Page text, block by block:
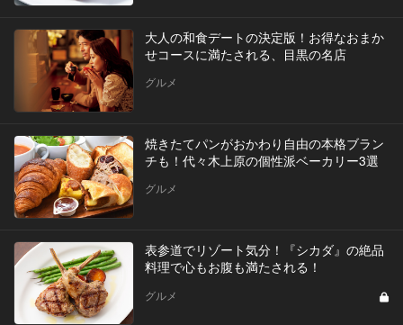
大人の和食デートの決定版！お得なおまか
せコースに満たされる、目黒の名店
グルメ
焼きたてパンがおかわり自由の本格ブラン
チも！代々木上原の個性派ベーカリー3選
グルメ
表参道でリゾート気分！『シカダ』の絶品
料理で心もお腹も満たされる！
グルメ